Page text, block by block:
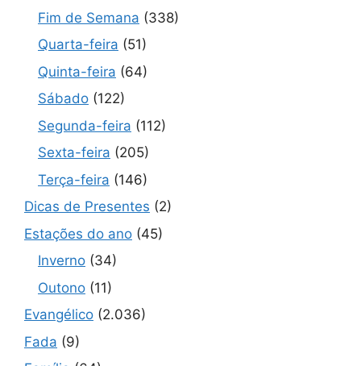
Fim de Semana (338)
Quarta-feira (51)
Quinta-feira (64)
Sábado (122)
Segunda-feira (112)
Sexta-feira (205)
Terça-feira (146)
Dicas de Presentes (2)
Estações do ano (45)
Inverno (34)
Outono (11)
Evangélico (2.036)
Fada (9)